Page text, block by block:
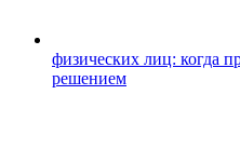
физических лиц: когда
решением